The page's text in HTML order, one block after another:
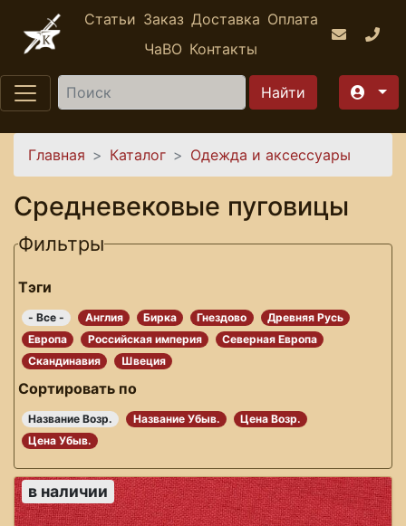
Перейти к основному содержанию
Статьи Заказ Доставка Оплата
ЧаВО Контакты
Найти
Вы здесь
Главная Каталог Одежда и аксессуары
Средневековые пуговицы
Фильтры
Тэги
- Все - Англия Бирка Гнездово
Древняя Русь
Европа
Российская империя
Северная Европа
Скандинавия
Швеция
Сортировать по
Название Возр. Название Убыв.
Цена Возр.
Цена Убыв.
в наличии